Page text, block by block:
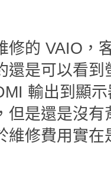
修的 VAIO，
還是可以看
輸出到顯
但是還是沒
維修費用實